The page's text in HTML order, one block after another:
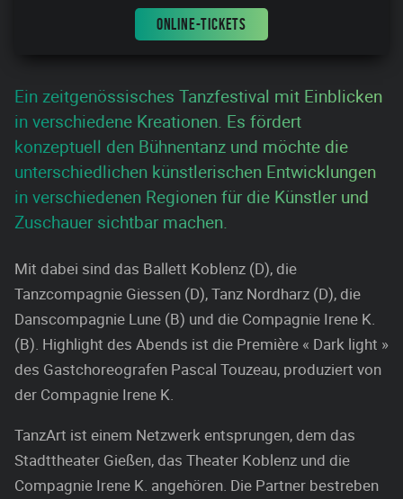
ONLINE-TICKETS
Ein zeitgenössisches Tanzfestival mit Einblicken
in verschiedene Kreationen. Es fördert
konzeptuell den Bühnentanz und möchte die
unterschiedlichen künstlerischen Entwicklungen
in verschiedenen Regionen für die Künstler und
Zuschauer sichtbar machen.
Mit dabei sind das Ballett Koblenz (D), die
Tanzcompagnie Giessen (D), Tanz Nordharz (D), die
Danscompagnie Lune (B) und die Compagnie Irene K.
(B). Highlight des Abends ist die Première « Dark light »
des Gastchoreografen Pascal Touzeau, produziert von
der Compagnie Irene K.
TanzArt ist einem Netzwerk entsprungen, dem das
Stadttheater Gießen, das Theater Koblenz und die
Compagnie Irene K. angehören. Die Partner bestreben